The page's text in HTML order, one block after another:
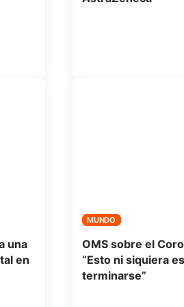
una
en
MUNDO
OMS sobre el
“Esto ni siquiera
terminarse”